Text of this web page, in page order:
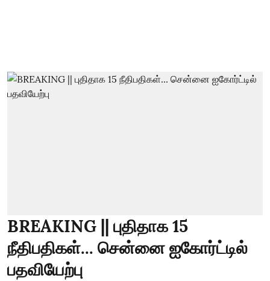
BREAKING || புதிதாக 15
நீதிபதிகள்... சென்னை ஐகோர்ட்டில்
பதவியேற்பு